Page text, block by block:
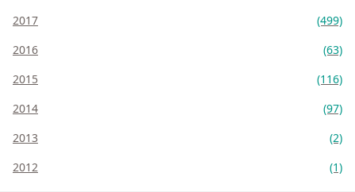
2017
(499)
2016
(63)
2015
(116)
2014
(97)
2013
(2)
2012
(1)